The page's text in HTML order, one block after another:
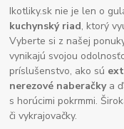
Ikotliky.sk nie je len o
kuchynský riad, ktorý
Vyberte si z našej
vynikajú svojou
príslušenstvo, ako sú
nerezové naberačkya
s horúcimi pokrmmi.
či vykrajovačky.